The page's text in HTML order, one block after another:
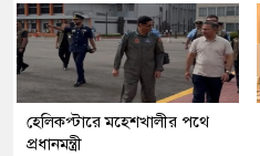
হেলিকপ্টারে মহেশখালীর পথে
প্রধানমন্ত্রী